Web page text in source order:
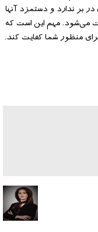
بر ندارد و دستمزد آنها
می‌شود. مهم این است که
منظور شما کفایت کند.